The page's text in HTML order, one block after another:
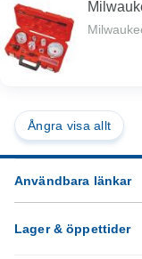
Ångra visa allt
Användbara länkar
Lager & öppettider